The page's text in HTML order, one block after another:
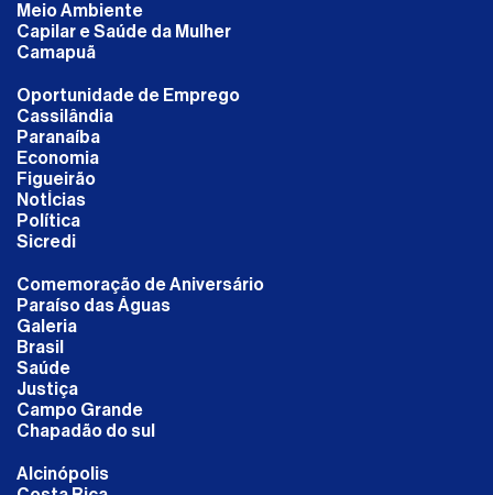
Meio Ambiente
Capilar e Saúde da Mulher
Camapuã
Oportunidade de Emprego
Cassilândia
Paranaíba
Economia
Figueirão
NotÍcias
Política
Sicredi
Comemoração de Aniversário
Paraíso das Águas
Galeria
Brasil
Saúde
Justiça
Campo Grande
Chapadão do sul
Alcinópolis